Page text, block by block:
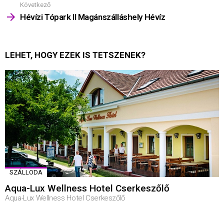
Következő
Hévízi Tópark II Magánszálláshely Hévíz
LEHET, HOGY EZEK IS TETSZENEK?
SZÁLLODA
Aqua-Lux Wellness Hotel Cserkeszőlő
Aqua-Lux Wellness Hotel Cserkeszőlő